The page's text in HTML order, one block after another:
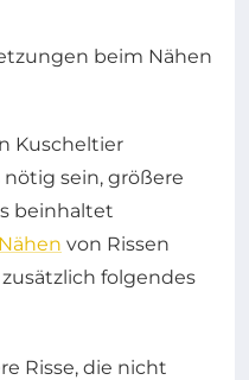
beim Nähen
Kuscheltier
sein, größere
beinhaltet
Nähen von Rissen
folgendes
Risse, die nicht